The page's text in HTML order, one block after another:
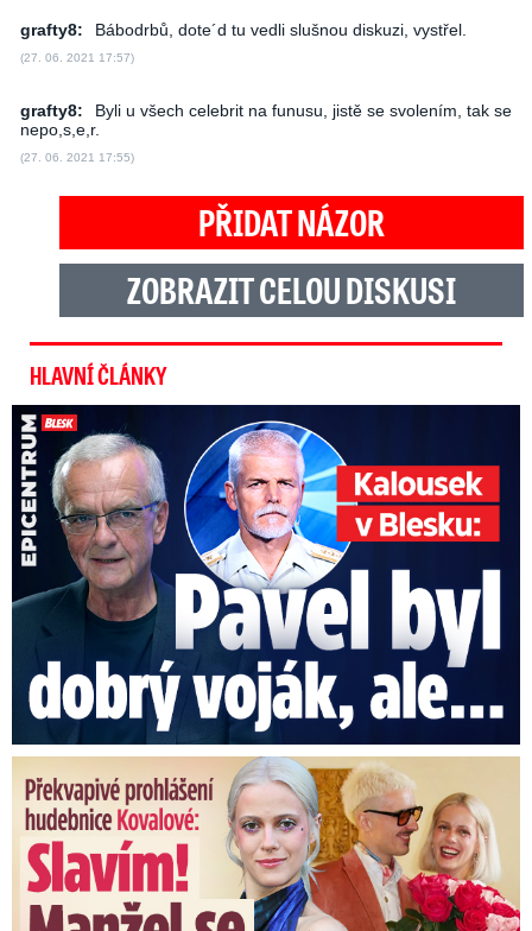
grafty8: Bábodrbů, dote´d tu vedli slušnou diskuzi, vystřel.
(27. 06. 2021 17:57)
grafty8:
Byli u všech celebrit na funusu, jistě se svolením, tak se
nepo,s,e,r.
(27. 06. 2021 17:55)
PŘIDAT NÁZOR
ZOBRAZIT CELOU DISKUSI
HLAVNÍ ČLÁNKY
Kalousek o prezidentovi: S Pavlem jsem se nesmířil!
Překvapivé prohlášení hudebnice Kovalové: Slavím! Manžel se ...